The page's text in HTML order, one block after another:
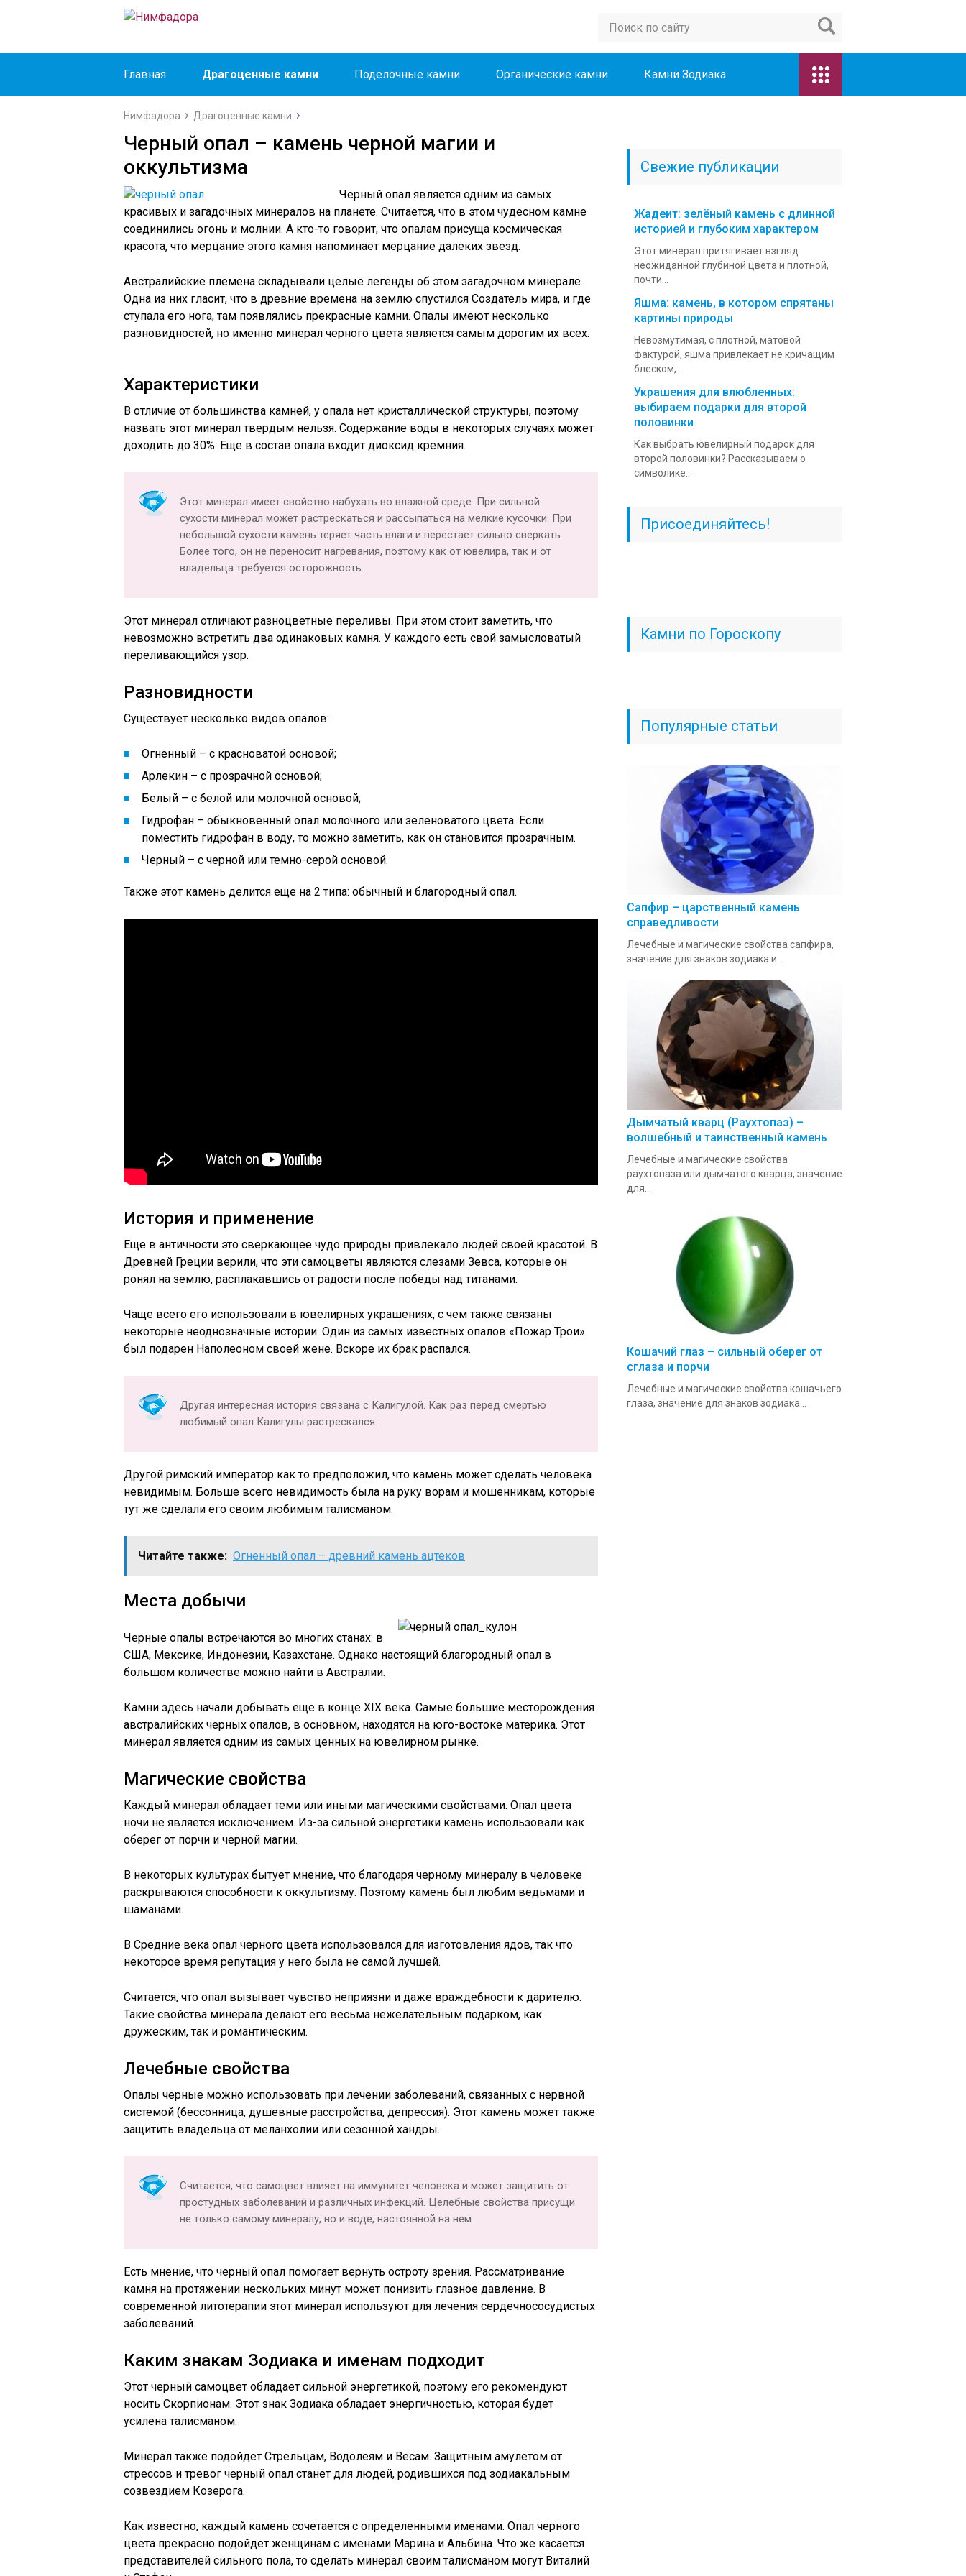
Главная Драгоценные камни Поделочные камни Органические камни Камни Зодиака
Нимфадора Драгоценные камни
Черный опал – камень черной магии и
оккультизма
Черный опал является одним из самых
красивых и загадочных минералов на планете. Считается, что в этом чудесном камне
соединились огонь и молнии. А кто-то говорит, что опалам присуща космическая
красота, что мерцание этого камня напоминает мерцание далеких звезд.
Австралийские племена складывали целые легенды об этом загадочном минерале.
Одна из них гласит, что в древние времена на землю спустился Создатель мира, и где
ступала его нога, там появлялись прекрасные камни. Опалы имеют несколько
разновидностей, но именно минерал черного цвета является самым дорогим их всех.
Характеристики
В отличие от большинства камней, у опала нет кристаллической структуры, поэтому
назвать этот минерал твердым нельзя. Содержание воды в некоторых случаях может
доходить до 30%. Еще в состав опала входит диоксид кремния.
Этот минерал имеет свойство набухать во влажной среде. При сильной
сухости минерал может растрескаться и рассыпаться на мелкие кусочки. При
небольшой сухости камень теряет часть влаги и перестает сильно сверкать.
Более того, он не переносит нагревания, поэтому как от ювелира, так и от
владельца требуется осторожность.
Этот минерал отличают разноцветные переливы. При этом стоит заметить, что
невозможно встретить два одинаковых камня. У каждого есть свой замысловатый
переливающийся узор.
Разновидности
Существует несколько видов опалов:
Огненный – с красноватой основой;
Арлекин – с прозрачной основой;
Белый – с белой или молочной основой;
Гидрофан – обыкновенный опал молочного или зеленоватого цвета. Если
поместить гидрофан в воду, то можно заметить, как он становится прозрачным.
Черный – с черной или темно-серой основой.
Также этот камень делится еще на 2 типа: обычный и благородный опал.
История и применение
Еще в античности это сверкающее чудо природы привлекало людей своей красотой. В
Древней Греции верили, что эти самоцветы являются слезами Зевса, которые он
ронял на землю, расплакавшись от радости после победы над титанами.
Чаще всего его использовали в ювелирных украшениях, с чем также связаны
некоторые неоднозначные истории. Один из самых известных опалов «Пожар Трои»
был подарен Наполеоном своей жене. Вскоре их брак распался.
Другая интересная история связана с Калигулой. Как раз перед смертью
любимый опал Калигулы растрескался.
Другой римский император как то предположил, что камень может сделать человека
невидимым. Больше всего невидимость была на руку ворам и мошенникам, которые
тут же сделали его своим любимым талисманом.
Читайте также: Огненный опал – древний камень ацтеков
Места добычи
Черные опалы встречаются во многих станах: в
США, Мексике, Индонезии, Казахстане. Однако настоящий благородный опал в
большом количестве можно найти в Австралии.
Камни здесь начали добывать еще в конце XIX века. Самые большие месторождения
австралийских черных опалов, в основном, находятся на юго-востоке материка. Этот
минерал является одним из самых ценных на ювелирном рынке.
Магические свойства
Каждый минерал обладает теми или иными магическими свойствами. Опал цвета
ночи не является исключением. Из-за сильной энергетики камень использовали как
оберег от порчи и черной магии.
В некоторых культурах бытует мнение, что благодаря черному минералу в человеке
раскрываются способности к оккультизму. Поэтому камень был любим ведьмами и
шаманами.
В Средние века опал черного цвета использовался для изготовления ядов, так что
некоторое время репутация у него была не самой лучшей.
Считается, что опал вызывает чувство неприязни и даже враждебности к дарителю.
Такие свойства минерала делают его весьма нежелательным подарком, как
дружеским, так и романтическим.
Лечебные свойства
Опалы черные можно использовать при лечении заболеваний, связанных с нервной
системой (бессонница, душевные расстройства, депрессия). Этот камень может также
защитить владельца от меланхолии или сезонной хандры.
Считается, что самоцвет влияет на иммунитет человека и может защитить от
простудных заболеваний и различных инфекций. Целебные свойства присущи
не только самому минералу, но и воде, настоянной на нем.
Есть мнение, что черный опал помогает вернуть остроту зрения. Рассматривание
камня на протяжении нескольких минут может понизить глазное давление. В
современной литотерапии этот минерал используют для лечения сердечнососудистых
заболеваний.
Каким знакам Зодиака и именам подходит
Этот черный самоцвет обладает сильной энергетикой, поэтому его рекомендуют
носить Скорпионам. Этот знак Зодиака обладает энергичностью, которая будет
усилена талисманом.
Минерал также подойдет Стрельцам, Водолеям и Весам. Защитным амулетом от
стрессов и тревог черный опал станет для людей, родившихся под зодиакальным
созвездием Козерога.
Как известно, каждый камень сочетается с определенными именами. Опал черного
цвета прекрасно подойдет женщинам с именами Марина и Альбина. Что же касается
представителей сильного пола, то сделать минерал своим талисманом могут Виталий
Свежие публикации
Жадеит: зелёный камень с длинной
историей и глубоким характером
Этот минерал притягивает взгляд
неожиданной глубиной цвета и плотной,
почти...
Яшма: камень, в котором спрятаны
картины природы
Невозмутимая, с плотной, матовой
фактурой, яшма привлекает не кричащим
блеском,...
Украшения для влюбленных:
выбираем подарки для второй
половинки
Как выбрать ювелирный подарок для
второй половинки? Рассказываем о
символике...
Присоединяйтесь!
Камни по Гороскопу
Популярные статьи
Сапфир – царственный камень
справедливости
Лечебные и магические свойства сапфира,
значение для знаков зодиака и...
Дымчатый кварц (Раухтопаз) –
волшебный и таинственный камень
Лечебные и магические свойства
раухтопаза или дымчатого кварца, значение
для...
Кошачий глаз – сильный оберег от
сглаза и порчи
Лечебные и магические свойства кошачьего
глаза, значение для знаков зодиака...